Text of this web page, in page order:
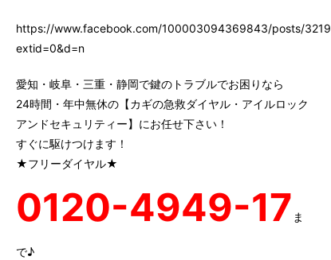
https://www.facebook.com/100003094369843/posts/
extid=0&d=n
愛知・岐阜・三重・静岡で鍵のトラブルでお困りなら
24時間・年中無休の【カギの急救ダイヤル・アイルロック
アンドセキュリティー】にお任せ下さい！
すぐに駆けつけます！
★フリーダイヤル★
0120-4949-17 ま
で♪